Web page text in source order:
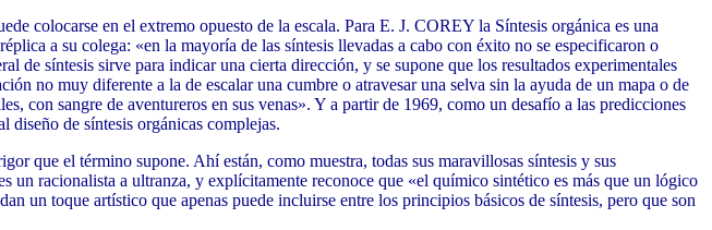
colocarse en el extremo opuesto de la escala. Para E. J. COREY la Síntesis orgánica es una
a su colega: «en la mayoría de las síntesis llevadas a cabo con éxito no se especificaron o
de síntesis sirve para indicar una cierta dirección, y se supone que los resultados experimentales
no muy diferente a la de escalar una cumbre o atravesar una selva sin la ayuda de un mapa o de
con sangre de aventureros en sus venas». Y a partir de 1969, como un desafío a las predicciones
de síntesis orgánicas complejas.
el término supone. Ahí están, como muestra, todas sus maravillosas síntesis y sus
racionalista a ultranza, y explícitamente reconoce que «el químico sintético es más que un lógico
un toque artístico que apenas puede incluirse entre los principios básicos de síntesis, pero que son